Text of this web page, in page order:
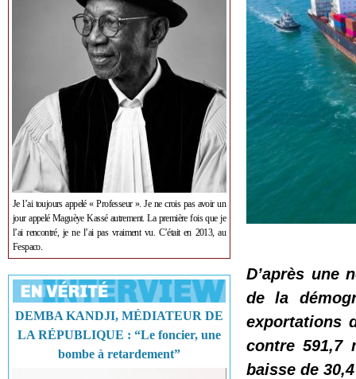
Je l’ai toujours appelé « Professeur ». Je ne crois pas avoir un
jour appelé Maguèye Kassé autrement. La première fois que je
l’ai rencontré, je ne l’ai pas vraiment vu. C’était en 2013, au
Fespaco.
DEMBA KANDJI, MÉDIATEUR DE
LA RÉPUBLIQUE : “Le foncier, une
bombe à retardement”
D’après une
de la
exportations
contre 591,7
baisse de